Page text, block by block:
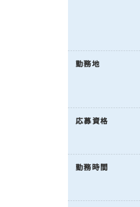
勤務地
応募資格
勤務時間